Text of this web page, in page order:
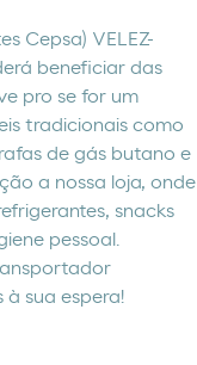
Cepsa) VELEZ-
beneficiar das
pro se for um
tradicionais como
de gás butano e
a nossa loja, onde
snacks
pessoal.
à sua espera!